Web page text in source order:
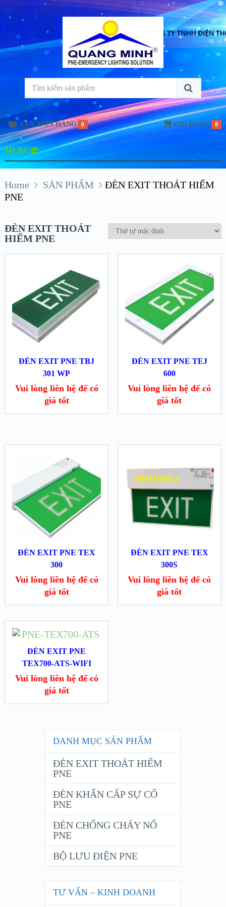
LƯU ĐƠN HÀNG 0 GIỎ HÀNG 0
MENU
Home SẢN PHẨM
ĐÈN EXIT THOÁT HIỂM
PNE
ĐÈN EXIT THOÁT
HIỂM PNE
ĐÈN EXIT PNE TBJ
301 WP
Vui lòng liên hệ để có
giá tốt
ĐÈN EXIT PNE TEJ
600
Vui lòng liên hệ để có
giá tốt
ĐÈN EXIT PNE TEX
300
Vui lòng liên hệ để có
giá tốt
ĐÈN EXIT PNE TEX
300S
Vui lòng liên hệ để có
giá tốt
ĐÈN EXIT PNE
TEX700-ATS-WIFI
Vui lòng liên hệ để có
giá tốt
DANH MỤC SẢN PHẨM
ĐÈN EXIT THOÁT HIỂM
PNE
ĐÈN KHẨN CẤP SỰ CỐ
PNE
ĐÈN CHỐNG CHÁY NỔ
PNE
BỘ LƯU ĐIỆN PNE
TƯ VẤN – KINH DOANH